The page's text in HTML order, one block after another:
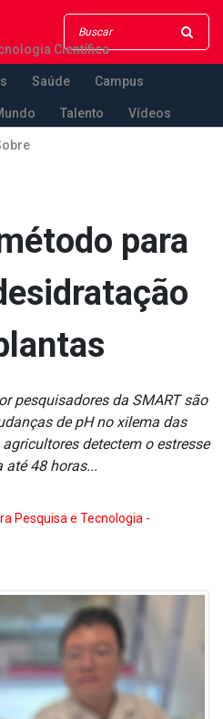
Científica
Saúde Campus
Talento Vídeos
para
pesquisadores da SMART são
de pH no xilema das
detectem o estresse
até 48 horas...
Pesquisa e Tecnologia -